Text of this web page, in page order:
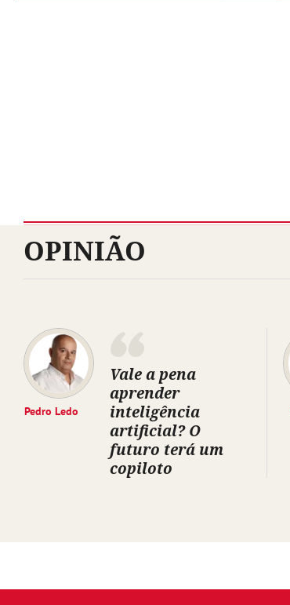
OPINIÃO
Pedro Ledo
Vale a pena
aprender
inteligência
artificial? O
futuro terá um
copiloto